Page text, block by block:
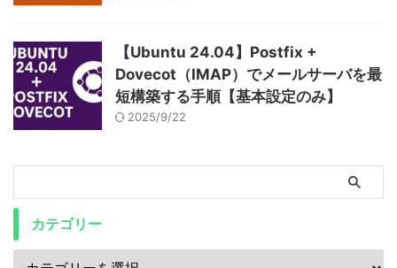
【Ubuntu 24.04】Postfix +
Dovecot（IMAP）でメールサーバを最
短構築する手順【基本設定のみ】
2025/9/22
カテゴリー